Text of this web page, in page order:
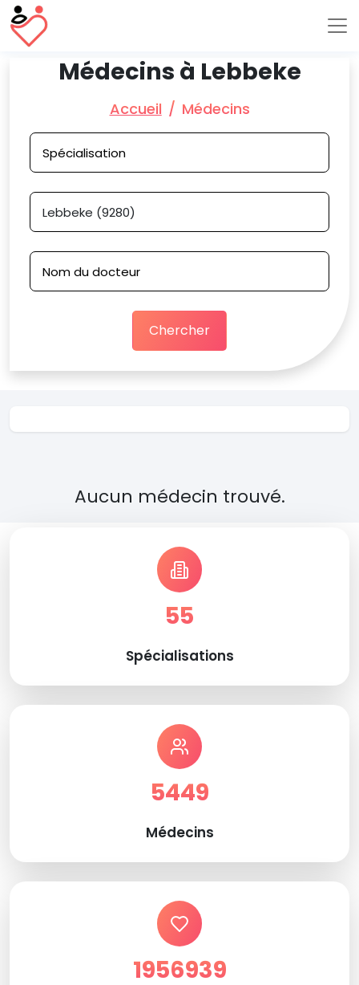
Médecins à Lebbeke
Accueil Médecins
Chercher
Aucun médecin trouvé.
55
Spécialisations
5449
Médecins
1956939